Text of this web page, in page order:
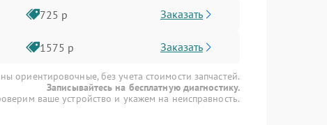
725 р Заказать
1575 р Заказать
ориентировочные, без учета стоимости запчастей.
Записывайтесь на бесплатную диагностику.
ваше устройство и укажем на неисправность.